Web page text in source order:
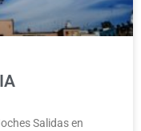
Salidas en